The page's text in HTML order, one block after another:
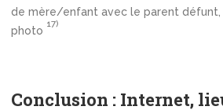
de mère/enfant avec le parent défunt,
photo
17)
Conclusion : Internet,